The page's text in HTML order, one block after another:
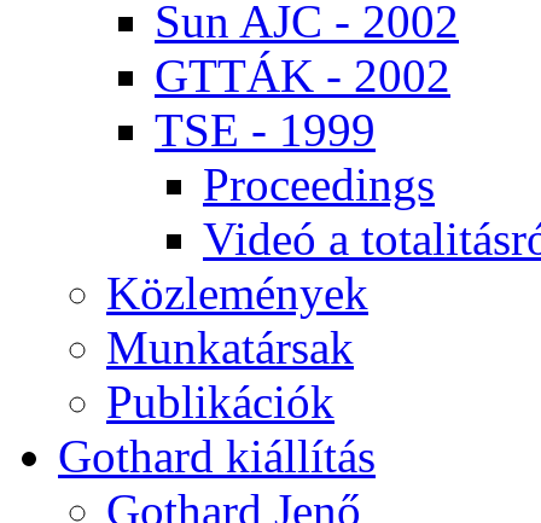
Sun AJC - 2002
GT­TÁK - 2002
TSE - 1999
Pro­ce­e­dings
Vi­deó a
Köz­le­mé­nyek
Mun­ka­tár­sak
Pub­li­ká­ci­ók
Got­hard ki­ál­lí­tás
Got­hard Je­nő